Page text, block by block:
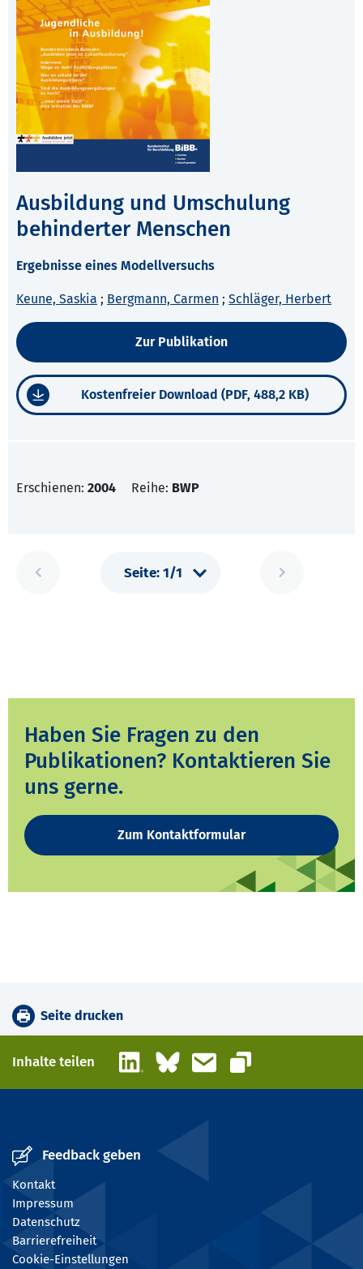
Ausbildung und Umschulung
behinderter Menschen
Ergebnisse eines Modellversuchs
Keune, Saskia ; Bergmann, Carmen ; Schläger, Herbert
Zur Publikation
Kostenfreier Download (PDF, 488,2 KB)
Erschienen: 2004 Reihe: BWP
Haben Sie Fragen zu den
Publikationen? Kontaktieren Sie
uns gerne.
Zum Kontaktformular
Seite drucken
Inhalte teilen LinkedInBlueskyE-Mail
Link kopieren
Feedback geben
Kontakt
Impressum
Datenschutz
Barrierefreiheit
Cookie-Einstellungen